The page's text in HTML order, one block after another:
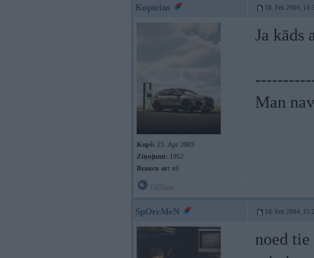
Kopteins 18. Feb 2004,
Kopš: 23. Apr 2003
Ziņojumi: 1952
Braucu ar: x6
Ja kāds
Man
SpOrcMeN 18. Feb 2004,
noed